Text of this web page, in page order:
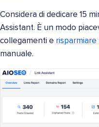
Considera di dedicare 15
Assistant. È un modo
collegamenti e
manuale.